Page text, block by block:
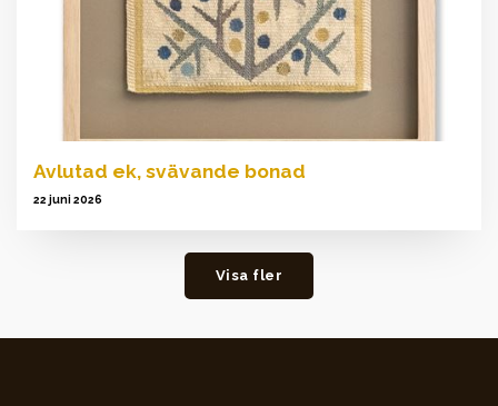
Avlutad ek, svävande bonad
22 juni 2026
Visa fler